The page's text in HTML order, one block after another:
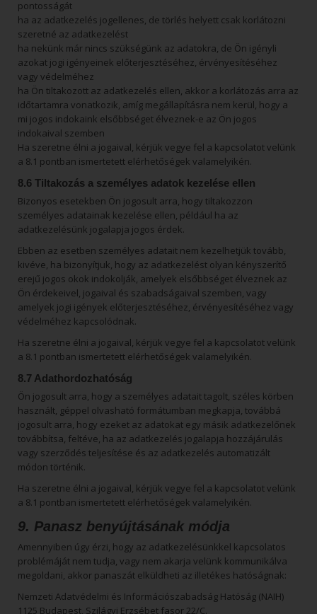
pontosságát
ha az adatkezelés jogellenes, de törlés helyett csak korlátozni
szeretné az adatkezelést
ha nekünk már nincs szükségünk az adatokra, de Ön igényli
azokat jogi igényeinek előterjesztéséhez, érvényesítéséhez
vagy védelméhez
ha Ön tiltakozott az adatkezelés ellen, akkor a korlátozás arra az
időtartamra vonatkozik, amíg megállapításra nem kerül, hogy a
mi jogos indokaink elsőbbséget élveznek-e az Ön jogos
indokaival szemben
Ha szeretne élni a jogaival, kérjük vegye fel a kapcsolatot velünk
a 8.1 pontban ismertetett elérhetőségek valamelyikén.
8.6 Tiltakozás a személyes adatok kezelése ellen
Bizonyos esetekben Ön jogosult arra, hogy tiltakozzon
személyes adatainak kezelése ellen, például ha az
adatkezelésünk jogalapja jogos érdek.
Ebben az esetben személyes adatait nem kezelhetjük tovább,
kivéve, ha bizonyítjuk, hogy az adatkezelést olyan kényszerítő
erejű jogos okok indokolják, amelyek elsőbbséget élveznek az
Ön érdekeivel, jogaival és szabadságaival szemben, vagy
amelyek jogi igények előterjesztéséhez, érvényesítéséhez vagy
védelméhez kapcsolódnak.
Ha szeretne élni a jogaival, kérjük vegye fel a kapcsolatot velünk
a 8.1 pontban ismertetett elérhetőségek valamelyikén.
8.7 Adathordozhatóság
Ön jogosult arra, hogy a személyes adatait tagolt, széles körben
használt, géppel olvasható formátumban megkapja, továbbá
jogosult arra, hogy ezeket az adatokat egy másik adatkezelőnek
továbbítsa, feltéve, ha az adatkezelés jogalapja hozzájárulás
vagy szerződés teljesítése és az adatkezelés automatizált
módon történik.
Ha szeretne élni a jogaival, kérjük vegye fel a kapcsolatot velünk
a 8.1 pontban ismertetett elérhetőségek valamelyikén.
9. Panasz benyújtásának módja
Amennyiben úgy érzi, hogy az adatkezelésünkkel kapcsolatos
problémáját nem tudja, vagy nem akarja velünk kommunikálva
megoldani, akkor panaszát elküldheti az illetékes hatóságnak:
Nemzeti Adatvédelmi és Információszabadság Hatóság (NAIH)
1125 Budapest, Szilágyi Erzsébet fasor 22/C.